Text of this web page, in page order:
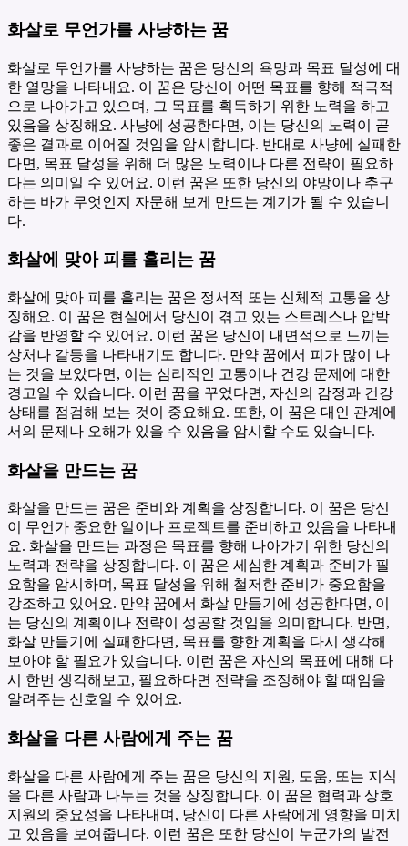
화살로 무언가를 사냥하는 꿈
화살로 무언가를 사냥하는 꿈은 당신의 욕망과 목표 달성에 대
한 열망을 나타내요. 이 꿈은 당신이 어떤 목표를 향해 적극적
으로 나아가고 있으며, 그 목표를 획득하기 위한 노력을 하고
있음을 상징해요. 사냥에 성공한다면, 이는 당신의 노력이 곧
좋은 결과로 이어질 것임을 암시합니다. 반대로 사냥에 실패한
다면, 목표 달성을 위해 더 많은 노력이나 다른 전략이 필요하
다는 의미일 수 있어요. 이런 꿈은 또한 당신의 야망이나 추구
하는 바가 무엇인지 자문해 보게 만드는 계기가 될 수 있습니
다.
화살에 맞아 피를 흘리는 꿈
화살에 맞아 피를 흘리는 꿈은 정서적 또는 신체적 고통을 상
징해요. 이 꿈은 현실에서 당신이 겪고 있는 스트레스나 압박
감을 반영할 수 있어요. 이런 꿈은 당신이 내면적으로 느끼는
상처나 갈등을 나타내기도 합니다. 만약 꿈에서 피가 많이 나
는 것을 보았다면, 이는 심리적인 고통이나 건강 문제에 대한
경고일 수 있습니다. 이런 꿈을 꾸었다면, 자신의 감정과 건강
상태를 점검해 보는 것이 중요해요. 또한, 이 꿈은 대인 관계에
서의 문제나 오해가 있을 수 있음을 암시할 수도 있습니다.
화살을 만드는 꿈
화살을 만드는 꿈은 준비와 계획을 상징합니다. 이 꿈은 당신
이 무언가 중요한 일이나 프로젝트를 준비하고 있음을 나타내
요. 화살을 만드는 과정은 목표를 향해 나아가기 위한 당신의
노력과 전략을 상징합니다. 이 꿈은 세심한 계획과 준비가 필
요함을 암시하며, 목표 달성을 위해 철저한 준비가 중요함을
강조하고 있어요. 만약 꿈에서 화살 만들기에 성공한다면, 이
는 당신의 계획이나 전략이 성공할 것임을 의미합니다. 반면,
화살 만들기에 실패한다면, 목표를 향한 계획을 다시 생각해
보아야 할 필요가 있습니다. 이런 꿈은 자신의 목표에 대해 다
시 한번 생각해보고, 필요하다면 전략을 조정해야 할 때임을
알려주는 신호일 수 있어요.
화살을 다른 사람에게 주는 꿈
화살을 다른 사람에게 주는 꿈은 당신의 지원, 도움, 또는 지식
을 다른 사람과 나누는 것을 상징합니다. 이 꿈은 협력과 상호
지원의 중요성을 나타내며, 당신이 다른 사람에게 영향을 미치
고 있음을 보여줍니다. 이런 꿈은 또한 당신이 누군가의 발전